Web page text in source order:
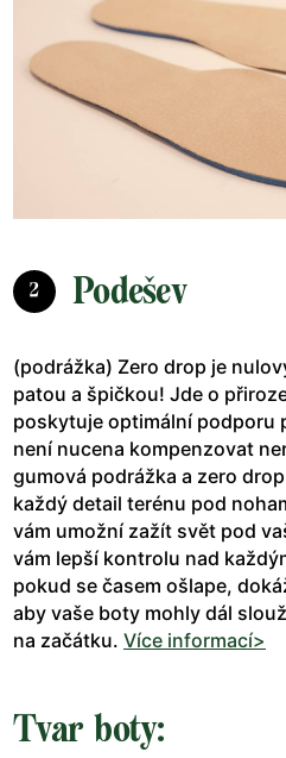
2 Podešev
(podrážka) Zero drop je
patou a špičkou! Jde o
poskytuje optimální podporu
není nucena kompenzovat
gumová podrážka a zero
každý detail terénu pod
vám umožní zažít svět pod
vám lepší kontrolu nad
pokud se časem ošlape,
aby vaše boty mohly dál
na začátku. Více informací>
Tvar boty: